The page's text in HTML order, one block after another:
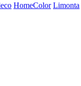
HomeColor Limonta